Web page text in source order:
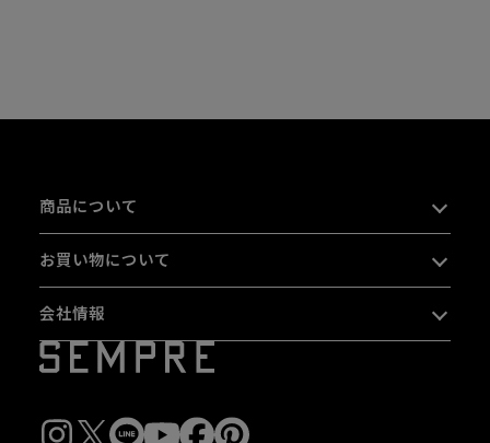
商品について
お買い物について
会社情報